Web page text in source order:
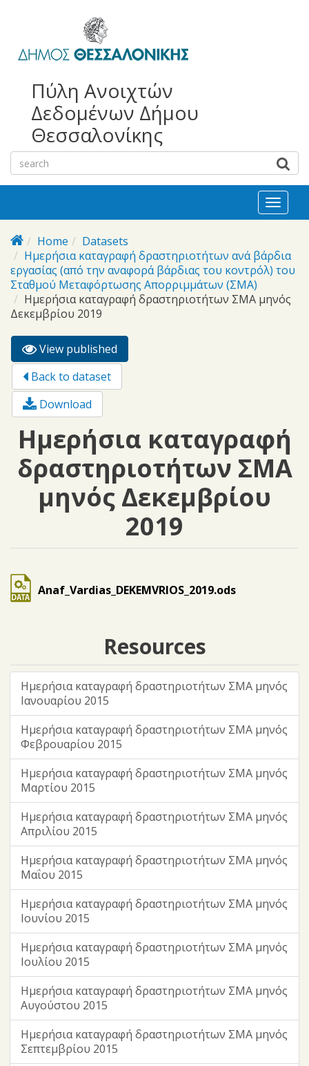
bayan
escort
escort
Πύλη Ανοιχτών
Δεδομένων Δήμου
Θεσσαλονίκης
Toggle
Home
Datasets
Ημερήσια καταγραφή δραστηριοτήτων ανά βάρδια
εργασίας (από την αναφορά βάρδιας του κοντρόλ) του
Σταθμού Μεταφόρτωσης Απορριμμάτων (ΣΜΑ)
Ημερήσια καταγραφή δραστηριοτήτων ΣΜΑ μηνός
Δεκεμβρίου 2019
Primary tabs
View published
tab)
Back to dataset
Download
Ημερήσια καταγραφή
δραστηριοτήτων ΣΜΑ
μηνός Δεκεμβρίου
2019
Anaf_Vardias_DEKEMVRIOS_2019.ods
Resources
Ημερήσια καταγραφή δραστηριοτήτων ΣΜΑ μηνός
Ιανουαρίου 2015
Ημερήσια καταγραφή δραστηριοτήτων ΣΜΑ μηνός
Φεβρουαρίου 2015
Ημερήσια καταγραφή δραστηριοτήτων ΣΜΑ μηνός
Μαρτίου 2015
Ημερήσια καταγραφή δραστηριοτήτων ΣΜΑ μηνός
Απριλίου 2015
Ημερήσια καταγραφή δραστηριοτήτων ΣΜΑ μηνός
Μαΐου 2015
Ημερήσια καταγραφή δραστηριοτήτων ΣΜΑ μηνός
Ιουνίου 2015
Ημερήσια καταγραφή δραστηριοτήτων ΣΜΑ μηνός
Ιουλίου 2015
Ημερήσια καταγραφή δραστηριοτήτων ΣΜΑ μηνός
Αυγούστου 2015
Ημερήσια καταγραφή δραστηριοτήτων ΣΜΑ μηνός
Σεπτεμβρίου 2015